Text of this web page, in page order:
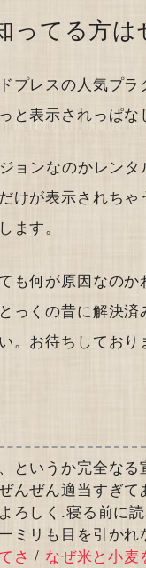
ってる方は
プレスの人気プ
と表示されっぱな
ョンなのかレン
けが表示されち
ます。
も何が原因なのか
っくの昔に解決
。お待ちしており
というか完全なる
んぜん適当すぎ
ろしく.寝る前に
ミリも目を引か
さ / なぜ米と小麦